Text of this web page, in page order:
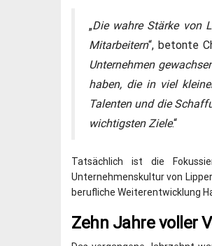
„Die wahre Stärke von
Mitarbeitern“, betonte
Unternehmen
haben, die in viel
Talenten und die
wichtigsten Ziele.“
Tatsächlich ist die
Unternehmenskultur von
berufliche Weiterentwicklung
Zehn Jahre voller